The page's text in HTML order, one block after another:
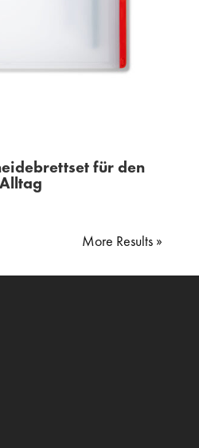
für den
Alltag
« Older Entries